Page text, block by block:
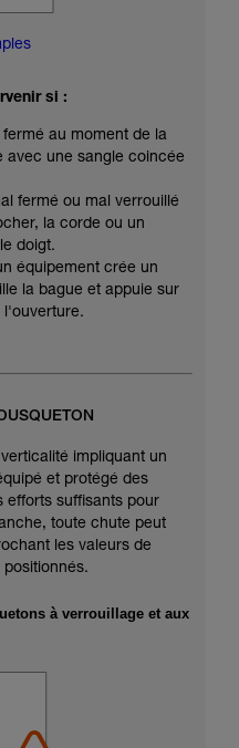
si :
au moment de la
avec une sangle coincée
fermé ou mal verrouillé
la corde ou un
doigt.
équipement crée un
la bague et appuie sur
l'ouverture.
impliquant un
et protégé des
efforts suffisants pour
toute chute peut
les valeurs de
à verrouillage et aux